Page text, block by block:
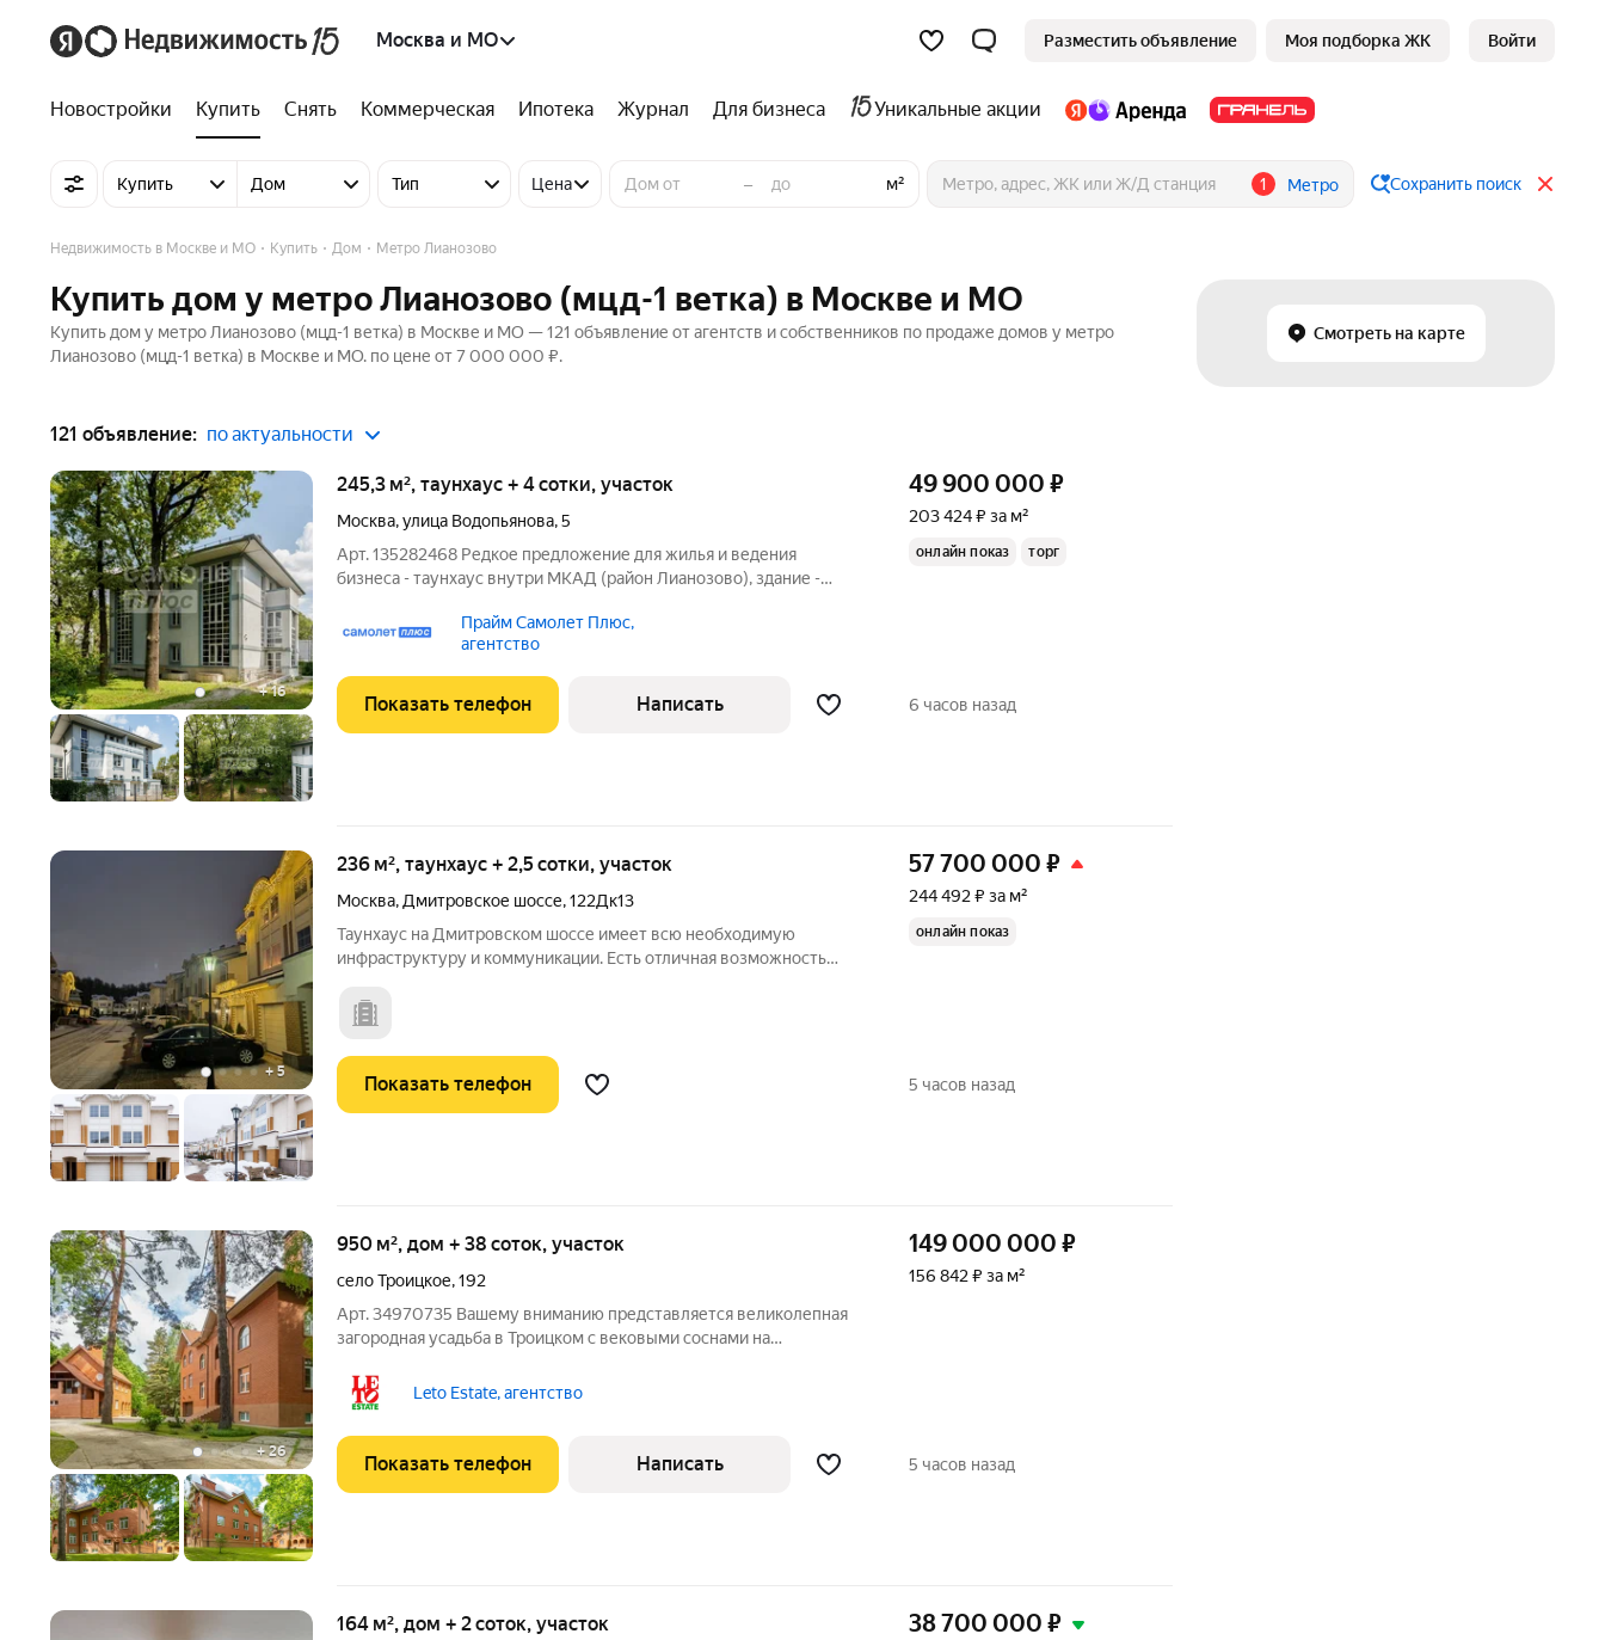
Москва и МО Разместить объявление Моя подборка ЖК Войти
Новостройки Купить Снять Коммерческая Ипотека Журнал Для бизнеса Уникальные акции
Купить Дом Тип Цена – м² 1 Метро Сохранить поиск
Смотреть на карте
Недвижимость в Москве и МО Купить Дом Метро Лианозово
Купить дом у метро Лианозово (мцд-1 ветка) в Москве и МО
Купить дом у метро Лианозово (мцд-1 ветка) в Москве и МО — 121 объявление от агентств и собственников по продаже домов у метро
Лианозово (мцд-1 ветка) в Москве и МО. по цене от 7 000 000 ₽.
121 объявление: по актуальности
+16
245,3 м², таунхаус + 4 сотки, участок
Москва,улица Водопьянова,5
Арт. 135282468 Редкое предложение для жилья и ведения
бизнеса - таунхаус внутри МКАД (район Лианозово), здание -
Утопающий в зелени престижный посёлок с уникальным
расположением, удобной
Прайм Самолет Плюс,
агентство
49 900 000 ₽
203 424 ₽ за м²
онлайн показ торг
Показать телефон Написать 6 часов назад
+5
236 м², таунхаус + 2,5 сотки, участок
Москва, Дмитровское шоссе,122Дк13
Таунхаус на Дмитровском шоссе имеет всю необходимую
инфраструктуру и коммуникации. Есть отличная возможность
красивая территория, где рядом имеется лесопарковая зона. До
метро Физтех 5 минут
57 700 000 ₽
244 492 ₽ за м²
онлайн показ
Показать телефон 5 часов назад
+26
950 м², дом + 38 соток, участок
село Троицкое,192
Арт. 34970735 Вашему вниманию представляется великолепная
загородная усадьба в Троицком с вековыми соснами на
следующие строения: основной четырёхуровневый кирпичный
дом площадью 950 м2, двухэтажный
Leto Estate, агентство
149 000 000 ₽
156 842 ₽ за м²
Показать телефон Написать 5 часов назад
164 м², дом + 2 соток, участок 38 700 000 ₽